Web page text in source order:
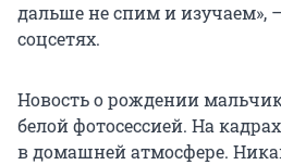
дальше не спим и изучаем»,
соцсетях.
Новость о рождении
белой фотосессией. На
в домашней атмосфере.